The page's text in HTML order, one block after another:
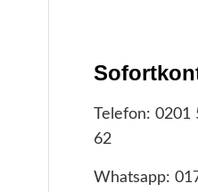
Telefon: 0201
62
Whatsapp: